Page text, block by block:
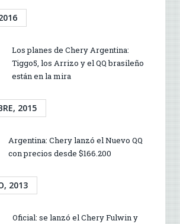
Los planes de Chery Argentina:
Tiggo5, los Arrizo y el QQ brasileño
están en la mira
2015
Argentina: Chery lanzó el Nuevo QQ
con precios desde $166.200
2013
Oficial: se lanzó el Chery Fulwin y